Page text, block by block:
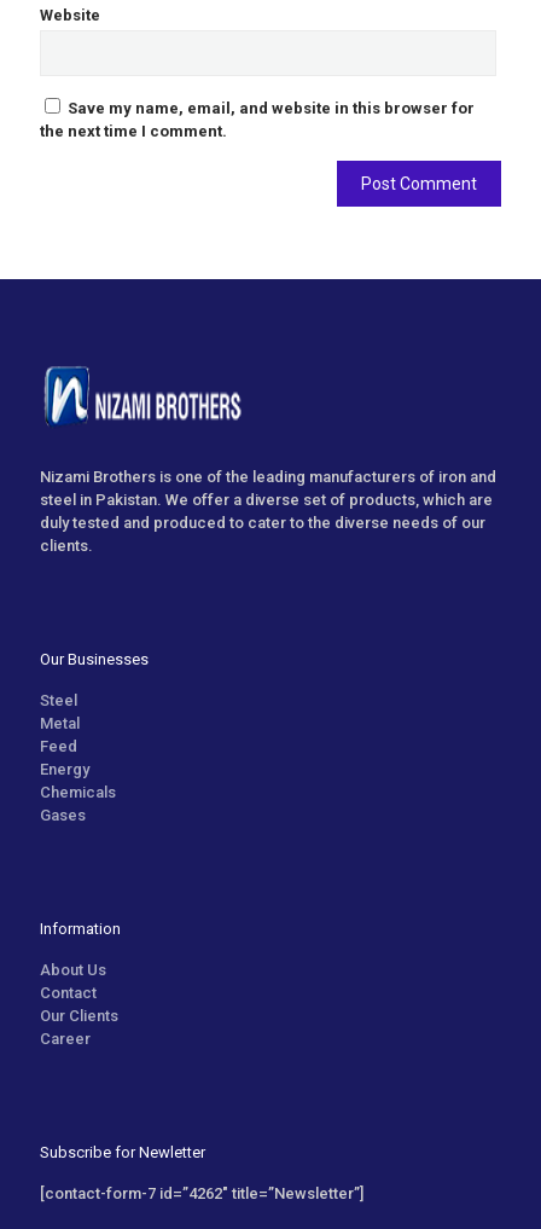
Website
Save my name, email, and website in this browser for
the next time I comment.
Nizami Brothers is one of the leading manufacturers of iron and
steel in Pakistan. We offer a diverse set of products, which are
duly tested and produced to cater to the diverse needs of our
clients.
Our Businesses
Steel
Metal
Feed
Energy
Chemicals
Gases
Information
About Us
Contact
Our Clients
Career
Subscribe for Newletter
[contact-form-7 id=”4262″ title=”Newsletter”]